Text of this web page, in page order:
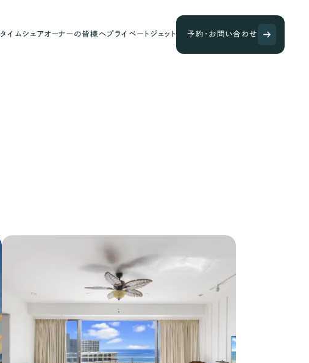
タイムシェアオーナーの皆様へプライベートジェット 予約・お問い合わせ